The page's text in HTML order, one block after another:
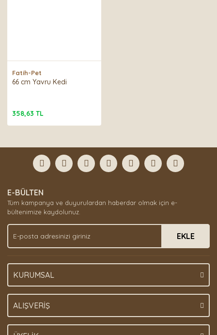
Fatih-Pet
66 cm Yavru Kedi
358,63 TL
E-BÜLTEN
Tüm kampanya ve duyurulardan haberdar olmak için e-
bültenimize kaydolunuz.
EKLE
KURUMSAL
ALIŞVERİŞ